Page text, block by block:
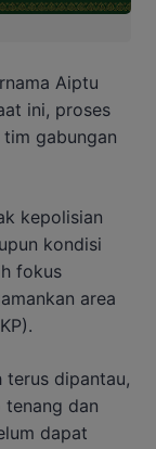
Aiptu
ini, proses
gabungan
kepolisian
kondisi
fokus
area
terus dipantau,
dan
dapat